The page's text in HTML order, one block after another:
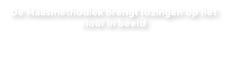
De Maasmethodiek brengt lozingen op het
riool in beeld